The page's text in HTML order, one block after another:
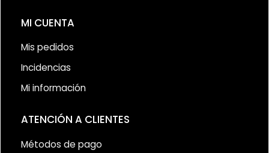
MI CUENTA
Mis pedidos
Incidencias
Mi información
ATENCIÓN A CLIENTES
Métodos de pago